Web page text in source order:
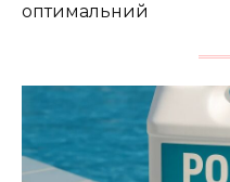
оптимальний